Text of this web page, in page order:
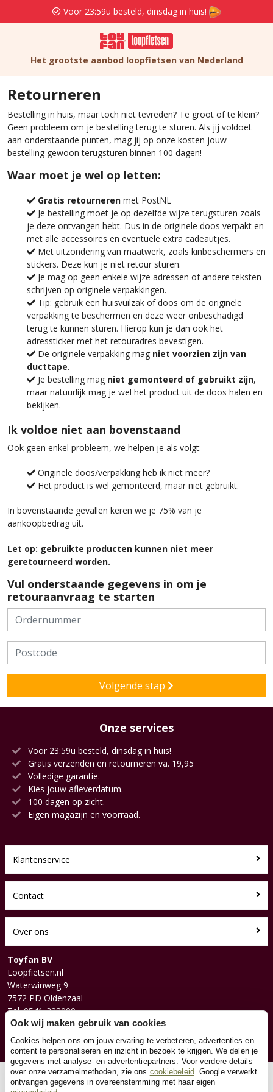
Voor 23:59u besteld, dinsdag in huis!
Het grootste aanbod loopfietsen van Nederland
Retourneren
Bestelling in huis, maar toch niet tevreden? Te groot of te klein?
Geen probleem om je bestelling terug te sturen. Als jij voldoet
aan onderstaande punten, mag jij op onze kosten jouw
bestelling gewoon terugsturen binnen 100 dagen!
Waar moet je wel op letten:
Gratis retourneren met PostNL
Je bestelling moet je op dezelfde wijze terugsturen zoals
je deze ontvangen hebt. Dus in de originele doos verpakt en
met alle accessoires en eventuele extra cadeautjes.
Met uitzondering van maatwerk, zoals kinbeschermers en
stickers. Deze kun je niet retour sturen.
Je mag op geen enkele wijze adressen of andere teksten
schrijven op originele verpakkingen.
Tip: gebruik een huisvuilzak of doos om de originele
verpakking te beschermen en deze weer onbeschadigd
terug te kunnen sturen. Hierop kun je dan ook het
adressticker met het retouradres bevestigen.
De originele verpakking mag niet voorzien zijn van
ducttape.
Je bestelling mag niet gemonteerd of gebruikt zijn,
maar natuurlijk mag je wel het product uit de doos halen en
bekijken.
Ik voldoe niet aan bovenstaand
Ook geen enkel probleem, we helpen je als volgt:
Originele doos/verpakking heb ik niet meer?
Het product is wel gemonteerd, maar niet gebruikt.
In bovenstaande gevallen keren we je 75% van je
aankoopbedrag uit.
Let op: gebruikte producten kunnen niet meer
geretourneerd worden.
Vul onderstaande gegevens in om je
retouraanvraag te starten
Volgende stap
Onze services
Voor 23:59u besteld, dinsdag in huis!
Gratis verzenden en retourneren va. 19,95
Volledige garantie.
Kies jouw afleverdatum.
100 dagen op zicht.
Eigen magazijn en voorraad.
Klantenservice
Contact
Over ons
Toyfan BV
Loopfietsen.nl
Waterwinweg 9
7572 PD Oldenzaal
Tel. 0541-228000
Facebook
Instagram
© 2026 Toyfan BV
Ook wij maken gebruik van cookies
Cookies helpen ons om jouw ervaring te verbeteren, advertenties en
content te personaliseren en inzicht in bezoek te krijgen. We delen je
gegevens met analyse- en advertentiepartners. Voor verdere details
over onze verzamelmethoden, zie ons cookiebeleid. Google verwerkt
ontvangen gegevens in overeenstemming met haar eigen